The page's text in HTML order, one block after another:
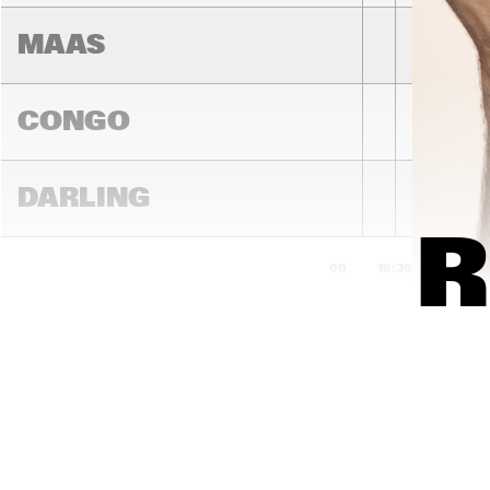
MAAS
CONGO
DARLING
17:00